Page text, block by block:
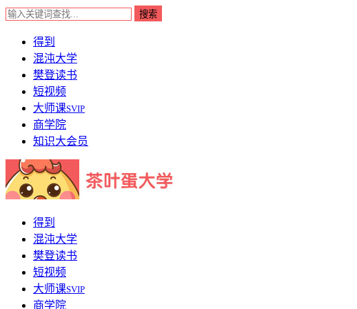
得到
混沌大学
樊登读书
短视频
大师课SVIP
商学院
知识大会员
得到
混沌大学
樊登读书
短视频
大师课SVIP
商学院